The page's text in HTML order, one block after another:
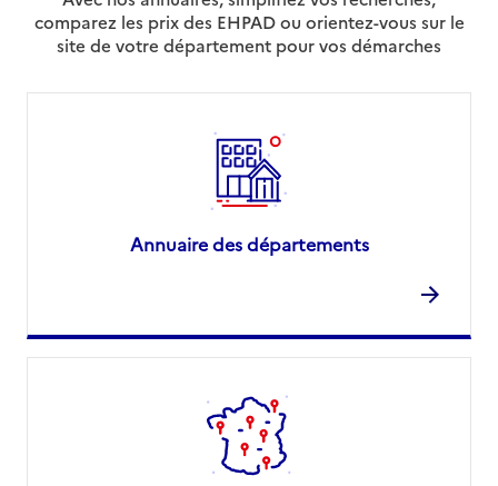
comparez les prix des EHPAD ou orientez-vous sur le
site de votre département pour vos démarches
Annuaire des départements